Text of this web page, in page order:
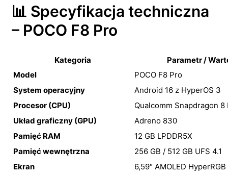
📊 Specyfikacja techniczna
– POCO F8 Pro
Kategoria
Parametr /
Model
POCO F8 Pro
System operacyjny
Android 16 z HyperOS 3
Procesor (CPU)
Qualcomm Snapdragon 8
Układ graficzny (GPU)
Adreno 830
Pamięć RAM
12 GB LPDDR5X
Pamięć wewnętrzna
256 GB / 512 GB UFS 4.1
Ekran
6,59″ AMOLED HyperRGB